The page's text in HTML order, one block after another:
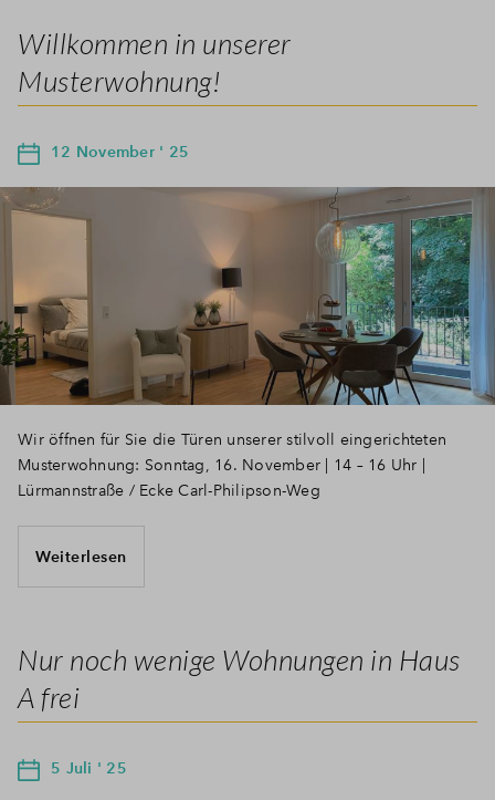
Willkommen in unserer
Musterwohnung!
12 November ' 25
Wir öffnen für Sie die Türen unserer stilvoll eingerichteten
Musterwohnung: Sonntag, 16. November | 14 – 16 Uhr |
Lürmannstraße / Ecke Carl-Philipson-Weg
Weiterlesen
Nur noch wenige Wohnungen in Haus
A frei
5 Juli ' 25